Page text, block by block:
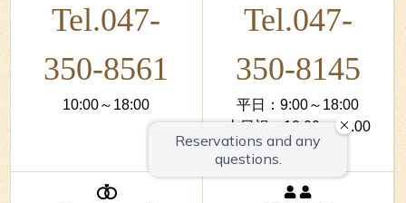
Tel.047-
350-8561
10:00～18:00
Tel.047-
350-8145
平日：9:00～18:00
土日祝：10:00～18:00